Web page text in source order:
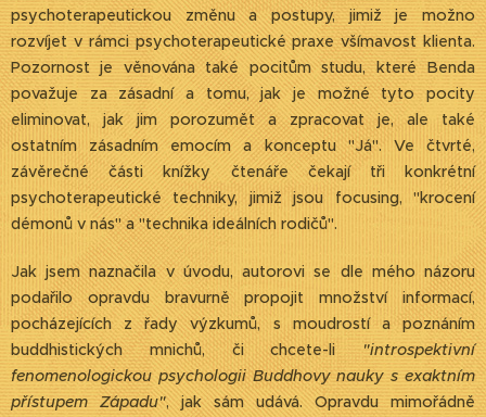
psychoterapeutickou změnu a postupy, jimiž je možno
rozvíjet v rámci psychoterapeutické praxe všímavost klienta.
Pozornost je věnována také pocitům studu, které Benda
považuje za zásadní a tomu, jak je možné tyto pocity
eliminovat, jak jim porozumět a zpracovat je, ale také
ostatním zásadním emocím a konceptu "Já". Ve čtvrté,
závěrečné části knížky čtenáře čekají tři konkrétní
psychoterapeutické techniky, jimiž jsou focusing, "krocení
démonů v nás" a "technika ideálních rodičů".
Jak jsem naznačila v úvodu, autorovi se dle mého názoru
podařilo opravdu bravurně propojit množství informací,
pocházejících z řady výzkumů, s moudrostí a poznáním
buddhistických mnichů, či chcete-li "introspektivní
fenomenologickou psychologii Buddhovy nauky s exaktním
přístupem Západu", jak sám udává. Opravdu mimořádně